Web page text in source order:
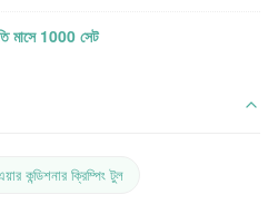
মাসে 1000 সেট
কন্ডিশনার ক্রিম্পিং টুল